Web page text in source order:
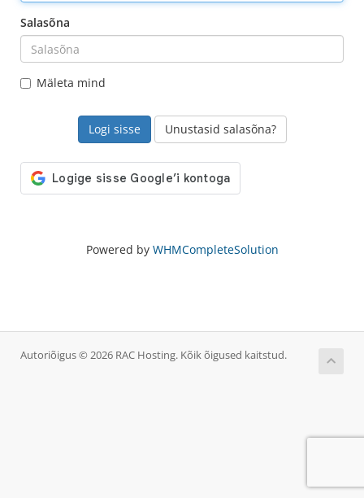
Salasõna
Mäleta mind
Unustasid salasõna?
Powered by WHMCompleteSolution
Autoriõigus © 2026 RAC Hosting. Kõik õigused kaitstud.